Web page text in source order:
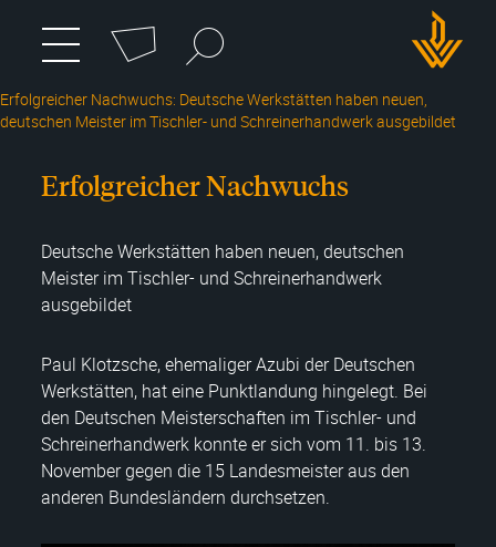
Erfolgreicher Nachwuchs: Deutsche Werkstätten haben neuen,
deutschen Meister im Tischler- und Schreinerhandwerk ausgebildet
Erfolgreicher Nachwuchs
Deutsche Werkstätten haben neuen, deutschen
Meister im Tischler- und Schreinerhandwerk
ausgebildet
Paul Klotzsche, ehemaliger Azubi der Deutschen
Werkstätten, hat eine Punktlandung hingelegt. Bei
den Deutschen Meisterschaften im Tischler- und
Schreinerhandwerk konnte er sich vom 11. bis 13.
November gegen die 15 Landesmeister aus den
anderen Bundesländern durchsetzen.
Menü
umschaltenzum
wechseln
Suchbegriff
Logo